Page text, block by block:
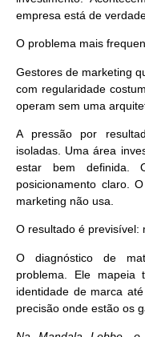
empresa está de
O problema mais
Gestores de marketing
com regularidade
operam sem uma
A pressão por
isoladas. Uma área
estar bem definida.
posicionamento claro.
marketing não usa.
O resultado é previsível:
O diagnóstico de
problema. Ele mapeia
identidade de marca
precisão onde estão os